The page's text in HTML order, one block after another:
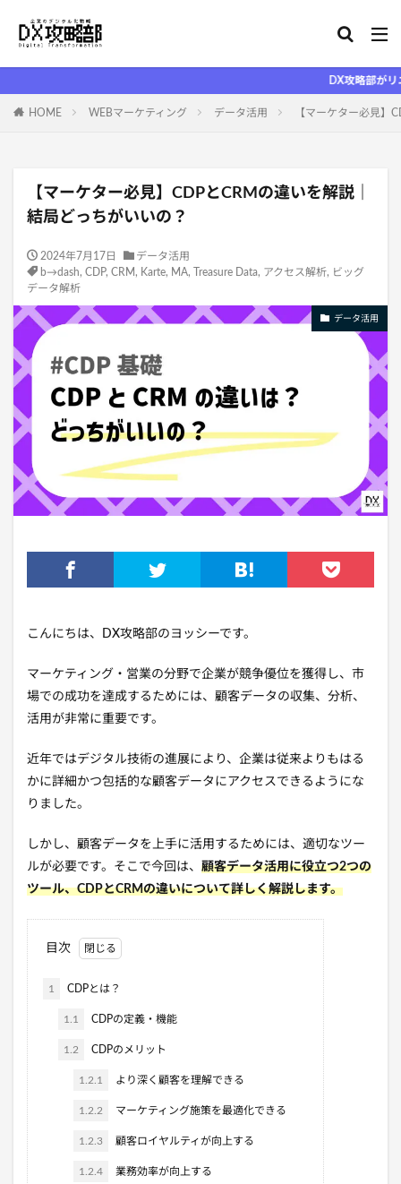
DX攻略部がリニューアルし
HOME WEBマーケティング データ活用 【マーケター必見】
【マーケター必見】CDPとCRMの違いを解説｜
結局どっちがいいの？
2024年7月17日
データ活用
b→dash, CDP, CRM , Karte, MA, Treasure Data, アクセス解析, ビッグ
データ解析
データ活用
こんにちは、DX攻略部のヨッシーです。
マーケティング・営業の分野で企業が競争優位を獲得し、市
場での成功を達成するためには、顧客データの収集、分析、
活用が非常に重要です。
近年ではデジタル技術の進展により、企業は従来よりもはる
かに詳細かつ包括的な顧客データにアクセスできるようにな
りました。
しかし、顧客データを上手に活用するためには、適切なツー
ルが必要です。そこで今回は、 顧客データ活用に役立つ2つの
ツール、CDPとCRMの違いについて詳しく解説します。
目次
1 CDPとは？
1.1 CDPの定義・機能
1.2 CDPのメリット
1.2.1 より深く顧客を理解できる
1.2.2 マーケティング施策を最適化できる
1.2.3 顧客ロイヤルティが向上する
1.2.4 業務効率が向上する